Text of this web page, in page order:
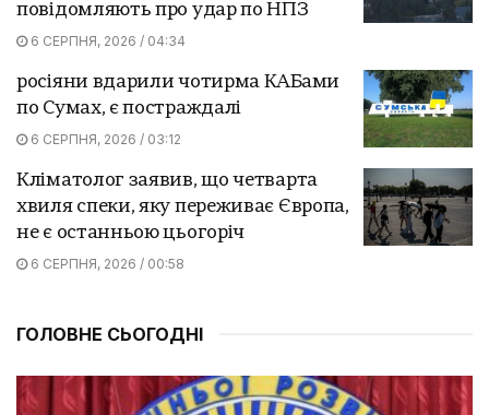
повідомляють про удар по НПЗ
6 СЕРПНЯ, 2026 / 04:34
росіяни вдарили чотирма КАБами
по Сумах, є постраждалі
6 СЕРПНЯ, 2026 / 03:12
Кліматолог заявив, що четварта
хвиля спеки, яку переживає Європа,
не є останньою цьогоріч
6 СЕРПНЯ, 2026 / 00:58
ГОЛОВНЕ СЬОГОДНІ